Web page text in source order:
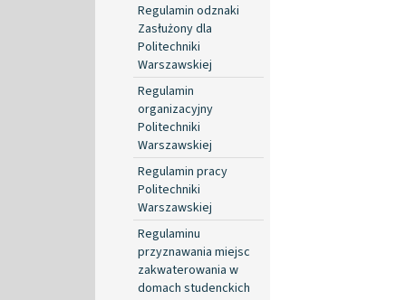
Regulamin odznaki
Zasłużony dla
Politechniki
Warszawskiej
Regulamin
organizacyjny
Politechniki
Warszawskiej
Regulamin pracy
Politechniki
Warszawskiej
Regulaminu
przyznawania miejsc
zakwaterowania w
domach studenckich